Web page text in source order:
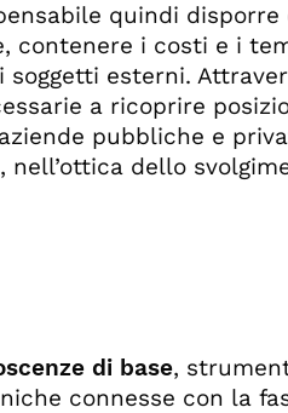
quindi
contenere i costi e i
esterni.
a ricoprire
pubbliche e
dello
di base,
connesse con la